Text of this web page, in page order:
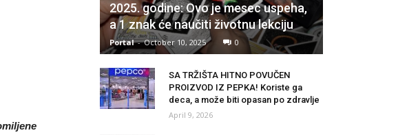
2025. godine: Ovo je mesec uspeha,
a 1 znak će naučiti životnu lekciju
Portal - October 10, 2025 0
SA TRŽIŠTA HITNO POVUČEN
PROIZVOD IZ PEPKA! Koriste ga
deca, a može biti opasan po zdravlje
April 9, 2026